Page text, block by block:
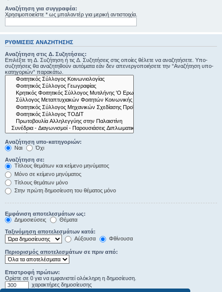
Αναζήτηση για συγγραφέα:
Χρησιμοποιείστε * ως μπαλαντέρ για μερική αντιστοιχία.
ΡΥΘΜΊΣΕΙΣ ΑΝΑΖΉΤΗΣΗΣ
Αναζήτηση στις Δ. Συζητήσεις:
Επιλέξτε τη Δ. Συζήτηση ή τις Δ. Συζητήσεις στις οποίες θέλετε να αναζητήσετε. Υπο-
συζητήσεις θα αναζητηθούν αυτόματα εάν δεν απενεργοποιήσετε την “Αναζήτηση υπο-
κατηγοριών“ παρακάτω.
Αναζήτηση υπο-κατηγοριών:
Ναι
Όχι
Αναζήτηση σε:
Τίτλους θεμάτων και κείμενο μηνύματος
Μόνο σε κείμενο μηνύματος
Τίτλους θεμάτων μόνο
Στην πρώτη δημοσίευση του θέματος μόνο
Εμφάνιση αποτελεσμάτων ως:
Δημοσιεύσεις
Θέματα
Ταξινόμηση αποτελεσμάτων κατά:
Αύξουσα
Φθίνουσα
Περιορισμός αποτελεσμάτων σε πριν από:
Επιστροφή πρώτων:
Ορίστε σε 0 για να εμφανιστεί ολόκληρη η δημοσίευση.
χαρακτήρες δημοσίευσης